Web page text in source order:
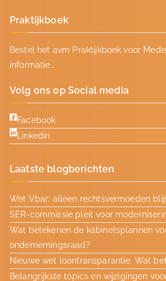
Praktijkboek
Bestel het avm Praktijkboek voor
informatie…
Volg ons op Social media
Facebook
Linkedin
Laatste blogberichten
Wet Vbar: alleen rechtsvermoeden
SER-commissie pleit voor
Wat betekenen de kabinetsplannen
ondernemingsraad?
Nieuwe wet loontransparantie: Wat
Belangrijkste topics en wijzigingen